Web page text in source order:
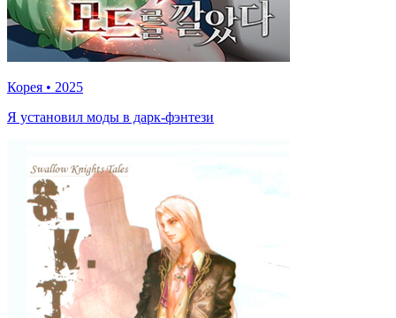
Корея • 2025
Я установил моды в дарк-фэнтези